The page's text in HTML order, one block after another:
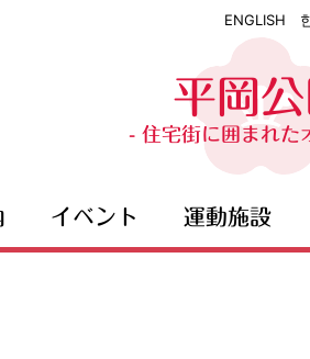
ENGLISH
平岡公
- 住宅街に囲まれた
イベント 運動施設